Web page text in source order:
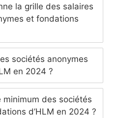
la grille des salaires
et fondations
sociétés anonymes
en 2024 ?
minimum des sociétés
d’HLM en 2024 ?